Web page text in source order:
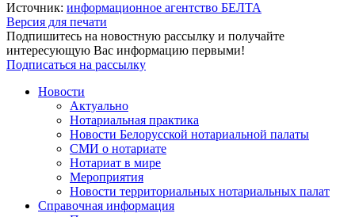
Источник: информационное агентство БЕЛТА
Версия для печати
Подпишитесь на новостную рассылку и получайте
интересующую Вас информацию первыми!
Подписаться на рассылку
Новости
Актуально
Нотариальная практика
Новости Белорусской нотариальной палаты
СМИ о нотариате
Нотариат в мире
Мероприятия
Новости территориальных нотариальных палат
Справочная информация